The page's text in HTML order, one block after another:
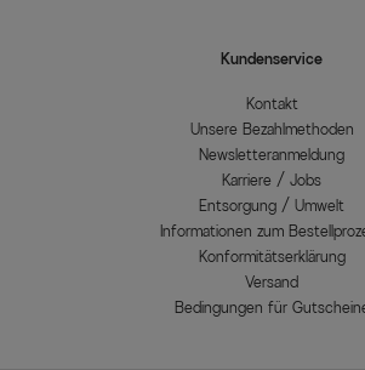
Kundenservice
Kontakt
Unsere Bezahlmethoden
Newsletteranmeldung
Karriere / Jobs
Entsorgung / Umwelt
Informationen zum
Konformitätserklärung
Versand
Bedingungen für